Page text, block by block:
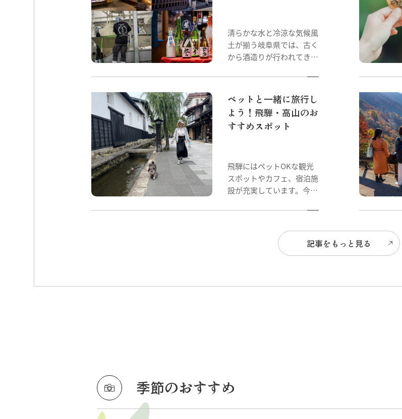
清らかな水と冷涼な気候風
土が揃う岐阜県では、古く
から酒造りが行われてきま
化が発展してきたこともあ
り、お酒好きで舌の肥えた
人が多い地域です。 飛騨
古川には、そんな地元の
酒蔵見学に参加して、「飛
騨の地酒」の魅力を探って
きました。
ペットと一緒に旅行し
よう！飛騨・高山のお
すすめスポット
飛騨にはペットOKな観光
スポットやカフェ、宿泊施
設が充実しています。今度
記事をもっと見る
季節のおすすめ